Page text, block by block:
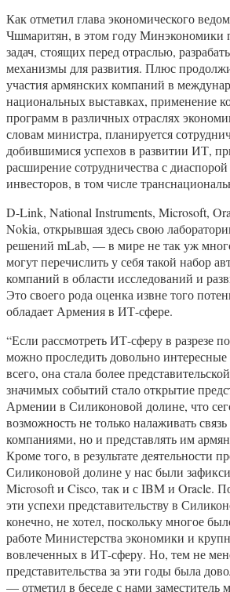
Как отметил глава экономического
Чшмаритян, в этом году Минэкономики
задач, стоящих перед отраслью,
механизмы для развития. Плюс
участия армянских компаний в
национальных выставках, применение
программ в различных отраслях
словам министра, планируется
добившимися успехов в развитии ИТ,
расширение сотрудничества с
инвесторов, в том числе
D-Link, National Instruments, Microsoft,
Nokia, открывшая здесь свою
решений mLab, — в мире не так уж
могут перечислить у себя такой набор
компаний в области исследований и
Это своего рода оценка извне того
обладает Армения в ИТ-сфере.
“Если рассмотреть ИТ-сферу в разрезе
можно проследить довольно
всего, она стала более
значимых событий стало открытие
Армении в Силиконовой долине, что
возможность не только налаживать
компаниями, но и представлять им
Кроме того, в результате деятельности
Силиконовой долине у нас были
Microsoft и Cisco, так и с IBM и Oracle.
эти успехи представительству в
конечно, не хотел, поскольку многое
работе Министерства экономики и
вовлеченных в ИТ-сферу. Но, тем не
представительства за эти годы была
— отметил в беседе с нами заместитель